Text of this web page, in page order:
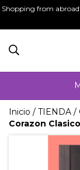
Shopping from
Inicio / TIENDA /
Corazon